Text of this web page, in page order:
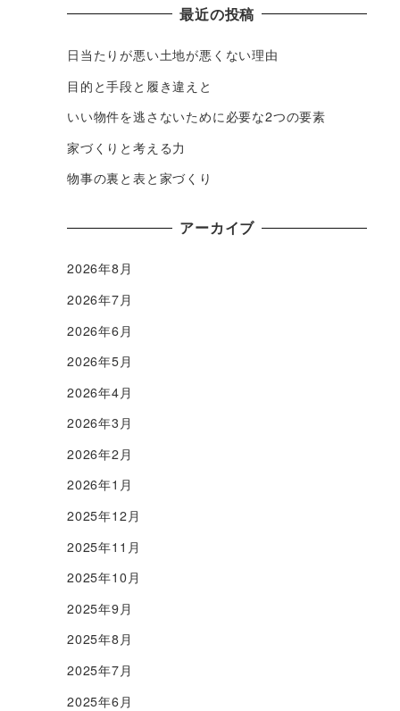
最近の投稿
日当たりが悪い土地が悪くない理由
目的と手段と履き違えと
いい物件を逃さないために必要な2つの要素
家づくりと考える力
物事の裏と表と家づくり
アーカイブ
2026年8月
2026年7月
2026年6月
2026年5月
2026年4月
2026年3月
2026年2月
2026年1月
2025年12月
2025年11月
2025年10月
2025年9月
2025年8月
2025年7月
2025年6月